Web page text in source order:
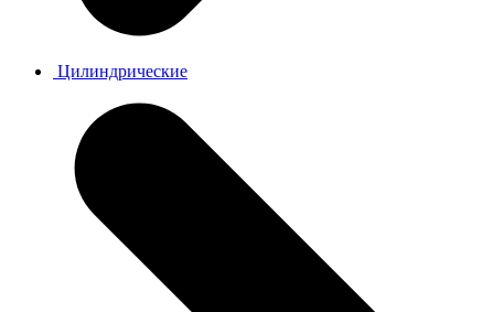
Цилиндрические